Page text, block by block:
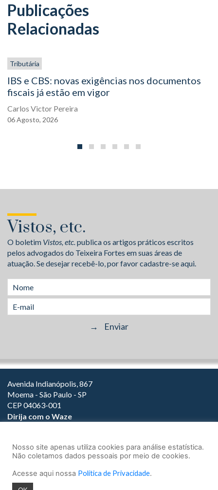
Publicações
Relacionadas
Tributária
IBS e CBS: novas exigências nos documentos
fiscais já estão em vigor
Carlos Victor Pereira
06Agosto, 2026
Vistos, etc.
O boletim Vistos, etc.publica os artigos práticos escritos
pelos advogados do Teixeira Fortes em suas áreas de
atuação. Se desejar recebê-lo, por favor cadastre-se aqui.
Avenida Indianópolis, 867
Moema - São Paulo - SP
CEP 04063-001
Dirija com o Waze
(11) 3147-1800
Nosso site apenas utiliza cookies para análise estatística.
Não coletamos dados pessoais por meio de cookies.
Acesse aqui nossa Política de Privacidade.